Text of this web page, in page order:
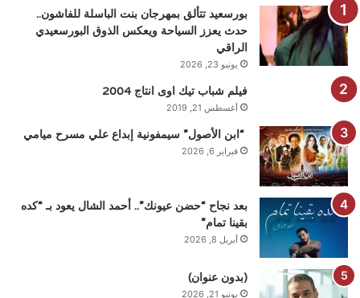
بورسعيد تتألق بمهرجان بنت الباسلة للفاشون..
حدث يعزز السياحة ويعكس الذوق البورسعيدي
الراقي
يونيو 23, 2026
فيلم شباب تيك اوى انتاج 2004
أغسطس 21, 2019
“ابن الأصول” سيمفونية إبداع علي مسرح ميامي
فبراير 6, 2026
بعد نجاح “حضن عيونك”.. أحمد الشال يعود بـ “كده
بقينا تمام”
أبريل 8, 2026
(بدون عنوان)
يونيو 21, 2026